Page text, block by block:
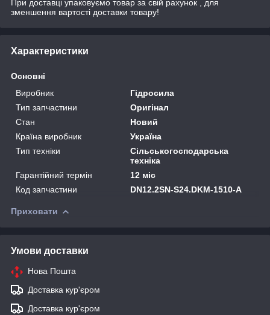
При доставці упаковуємо товар за свій рахунок , для
зменшення вартості доставки товару!
Характеристики
Основні
Виробник
Гідросила
Тип запчастини
Оригінал
Стан
Новий
Країна виробник
Україна
Тип техніки
Сільськогосподарська
техніка
Гарантійний термін
12 міс
Код запчастини
DN12.2SN-S24.DKM-1510-A
Приховати
Умови доставки
Нова Пошта
Доставка кур'єром
Доставка кур'єром